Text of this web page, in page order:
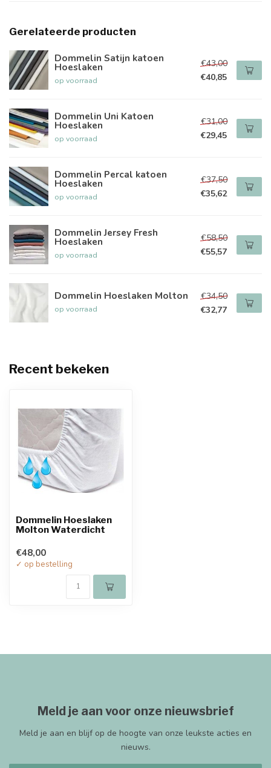
Gerelateerde producten
Dommelin Satijn katoen
Hoeslaken
op voorraad
€43,00
€40,85
Dommelin Uni Katoen
Hoeslaken
op voorraad
€31,00
€29,45
Dommelin Percal katoen
Hoeslaken
op voorraad
€37,50
€35,62
Dommelin Jersey Fresh
Hoeslaken
op voorraad
€58,50
€55,57
Dommelin Hoeslaken Molton
op voorraad
€34,50
€32,77
Recent bekeken
Dommelin Hoeslaken
Molton Waterdicht
€48,00
✓ op bestelling
Meld je aan voor onze nieuwsbrief
Meld je aan en blijf op de hoogte van onze leukste acties en
nieuws.